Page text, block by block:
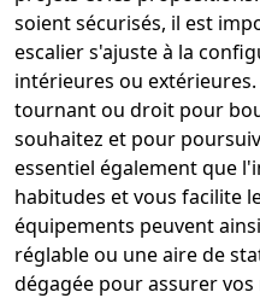
soient sécurisés, il est
escaliers'ajuste à la
intérieures ou
tournantou droit pour
souhaitez et pour
essentiel également que
habitudes et vous facilite
équipements peuvent
réglable ou une aire de
dégagée pour assurer